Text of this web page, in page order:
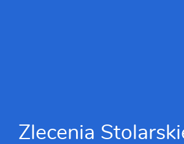
Zlecenia